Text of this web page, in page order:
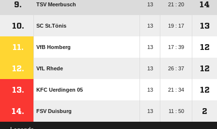
9. TSV Meerbusch 13 21 : 20 14
10. SC St.Tönis 13 19 : 17 13
11. VfB Homberg 13 17 : 39 12
12. VfL Rhede 13 26 : 37 12
13. KFC Uerdingen 05 13 21 : 34 12
14. FSV Duisburg 13 11 : 50 2